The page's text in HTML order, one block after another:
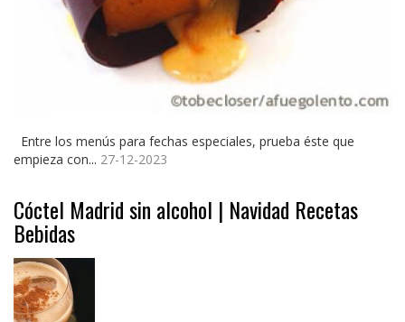
Entre los menús para fechas especiales, prueba éste que
empieza con... 27-12-2023
Cóctel Madrid sin alcohol | Navidad Recetas
Bebidas